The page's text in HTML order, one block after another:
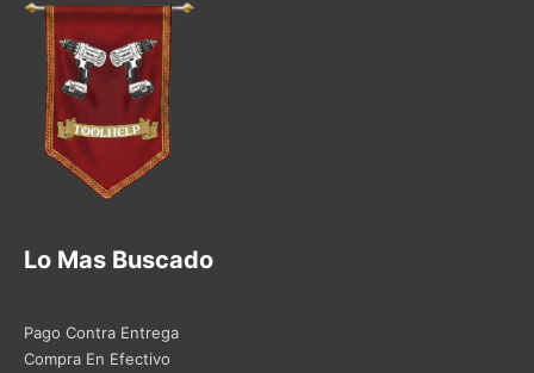
Lo Mas Buscado
Pago Contra Entrega
Compra En Efectivo